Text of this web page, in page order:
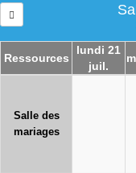
Ressources
lundi 21
juil.
Salle des
mariages